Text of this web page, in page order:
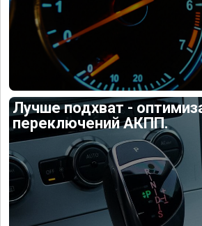
Лучше подхват -
переключений АКПП.